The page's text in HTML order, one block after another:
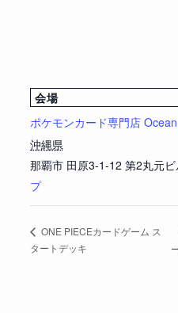
会場
ポケモンカード専門店 Ocean
沖縄県
那覇市 田原3-1-12 第2丸元
プ
ONE PIECEカードゲーム ス
タートデッキ